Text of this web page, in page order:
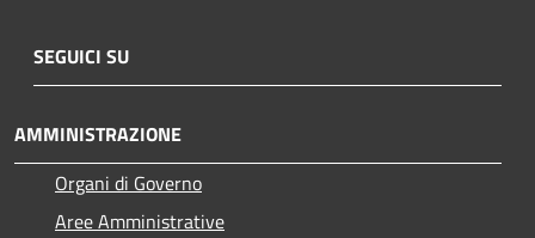
SEGUICI SU
AMMINISTRAZIONE
Organi di Governo
Aree Amministrative